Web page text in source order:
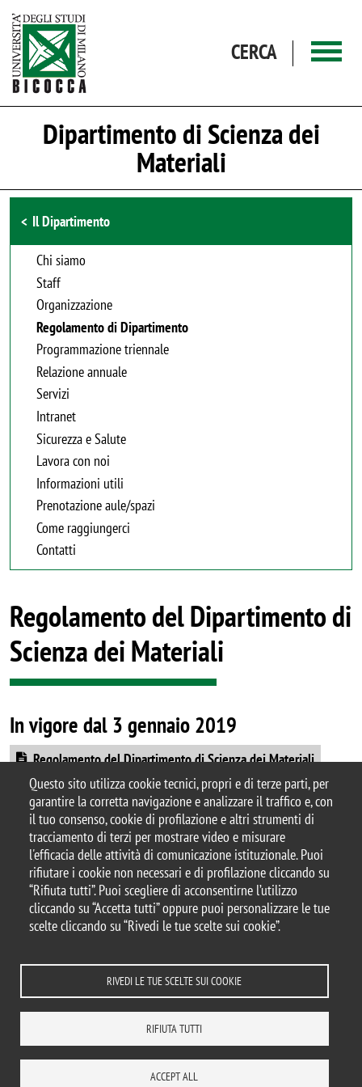
Questo sito utilizza cookie tecnici, propri e di terze parti, per
garantire la corretta navigazione e analizzare il traffico e, con
il tuo consenso, cookie di profilazione e altri strumenti di
tracciamento di terzi per mostrare video e misurare
l'efficacia delle attività di comunicazione istituzionale. Puoi
rifiutare i cookie non necessari e di profilazione cliccando su
“Rifiuta tutti”. Puoi scegliere di acconsentirne l’utilizzo
cliccando su “Accetta tutti” oppure puoi personalizzare le tue
scelte cliccando su “Rivedi le tue scelte sui cookie”.
RIVEDI LE TUE SCELTE SUI COOKIE
RIFIUTA TUTTI
ACCEPT ALL
CERCA
Dipartimento di Scienza dei
Materiali
Browse the section
Il Dipartimento
Chi siamo
Staff
Organizzazione
Regolamento di Dipartimento
Programmazione triennale
Relazione annuale
Servizi
Intranet
Sicurezza e Salute
Lavora con noi
Informazioni utili
Prenotazione aule/spazi
Come raggiungerci
Contatti
Regolamento del Dipartimento di
Scienza dei Materiali
In vigore dal 3 gennaio 2019
Document
Regolamento del Dipartimento di Scienza dei Materiali
© 2025 Università degli Studi di Milano-Bicocca
Piazza dell'Ateneo Nuovo, 1 - 20126, Milano
Casella PEC:ateneo.bicocca@pec.unimib.it
P.I. 12621570154 |
redazioneweb.mater@unimib.it
Note legali Privacy e cookie policy Amministrazione trasparente
Accessibilità
Rivedi le tue scelte sui cookie
MAPPA DEL SITO CONTATTI